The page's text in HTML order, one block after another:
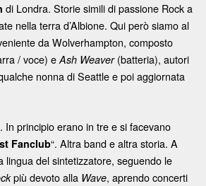
di Londra. Storie simili di passione Rock a
nella terra d’Albione. Qui però siamo al
da Wolverhampton, composto
/ voce) e Ash Weaver(batteria), autori
nonna di Seattle e poi aggiornata
In principio erano in tre e si facevano
Fanclub“. Altra band e altra storia. A
lingua del sintetizzatore, seguendo le
più devoto alla Wave, aprendo concerti